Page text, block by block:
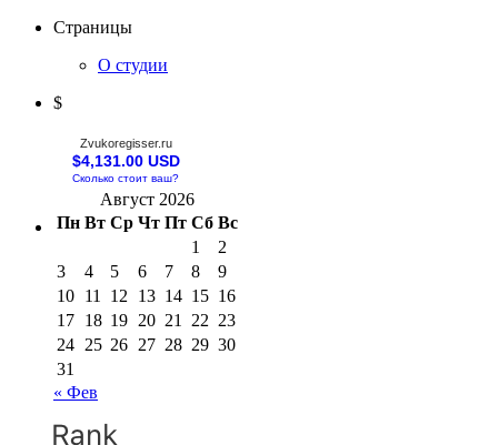
Страницы
О студии
$
Zvukoregisser.ru
$4,131.00 USD
Сколько стоит ваш?
Август 2026
Пн Вт Ср Чт Пт Сб Вс
1
2
3
4 5 6 7 8
9
10 11 12 13 14 15 16
17 18 19 20 21 22 23
24 25 26 27 28 29 30
31
« Фев